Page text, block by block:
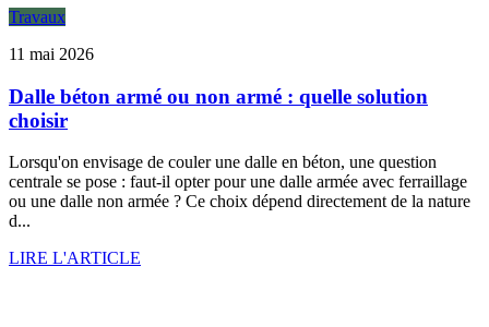
Travaux
11 mai 2026
Dalle béton armé ou non armé : quelle solution
choisir
Lorsqu'on envisage de couler une dalle en béton, une question
centrale se pose : faut-il opter pour une dalle armée avec ferraillage
ou une dalle non armée ? Ce choix dépend directement de la nature
d...
LIRE L'ARTICLE